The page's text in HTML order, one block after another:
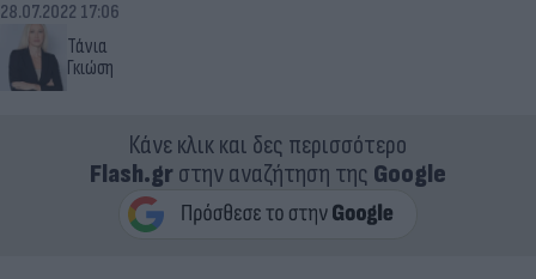
Τάνια
Γκιώση
28.07.2022 17:06
Κάνε κλικ και δες περισσότερο
Flash.grστην αναζήτηση της Google